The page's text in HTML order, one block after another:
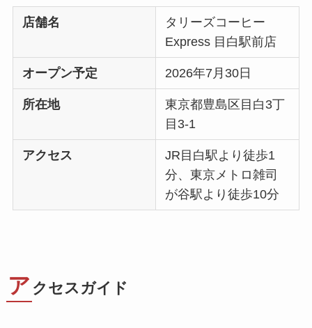
店舗名
タリーズコーヒー
Express 目白駅前店
オープン予定 2026年7月30日
所在地
東京都豊島区目白3丁
目3-1
アクセス
JR目白駅より徒歩1
分、東京メトロ雑司
が谷駅より徒歩10分
ア クセスガイド